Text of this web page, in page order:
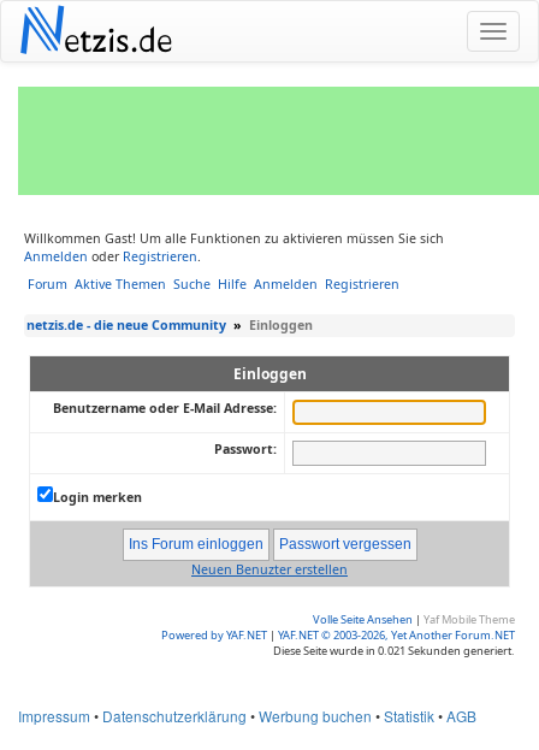
Netzis.de
Willkommen Gast! Um alle Funktionen zu aktivieren müssen Sie sich
Anmelden oder Registrieren.
Forum Aktive Themen Suche Hilfe Anmelden Registrieren
netzis.de - die neue Community » Einloggen
Einloggen
Benutzername oder E-Mail Adresse:
Passwort:
Login merken
Neuen Benuzter erstellen
Volle Seite Ansehen | Yaf Mobile Theme
Powered by YAF.NET | YAF.NET © 2003-2026, Yet Another Forum.NET
Diese Seite wurde in 0.021 Sekunden generiert.
Impressum • Datenschutzerklärung •Werbung buchen •Statistik•AGB